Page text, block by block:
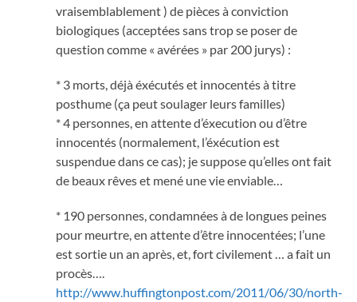
vraisemblablement ) de pièces à conviction
biologiques (acceptées sans trop se poser de
question comme « avérées » par 200 jurys) :
* 3 morts, déjà éxécutés et innocentés à titre
posthume (ça peut soulager leurs familles)
* 4 personnes, en attente d’éxecution ou d’être
innocentés (normalement, l’éxécution est
suspendue dans ce cas); je suppose qu’elles ont fait
de beaux rêves et mené une vie enviable…
* 190 personnes, condamnées à de longues peines
pour meurtre, en attente d’être innocentées; l’une
est sortie un an après, et, fort civilement … a fait un
procès….
http://www.huffingtonpost.com/2011/06/30/north-